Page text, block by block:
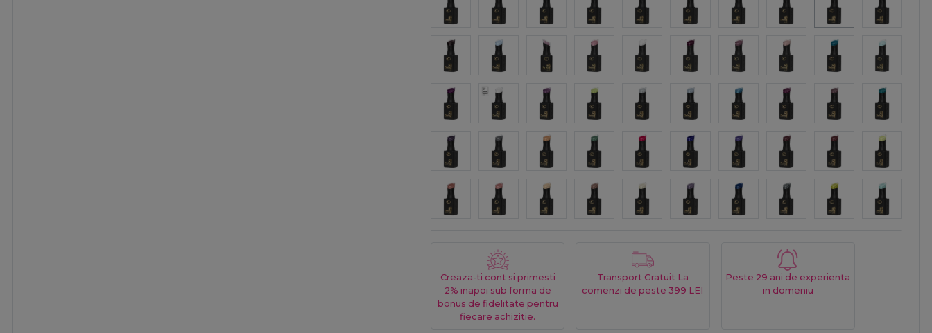
Creaza-ti cont si primesti
2% inapoi sub forma de
bonus de fidelitate pentru
fiecare achizitie.
Transport Gratuit La
comenzi de peste 399 LEI
Peste 29 ani de experienta
in domeniu